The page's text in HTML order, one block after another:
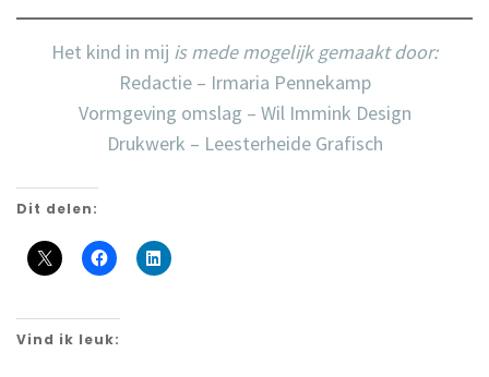
Het kind in mij is mede mogelijk gemaakt door:
Redactie – Irmaria Pennekamp
Vormgeving omslag – Wil Immink Design
Drukwerk – Leesterheide Grafisch
Dit delen:
Vind ik leuk: